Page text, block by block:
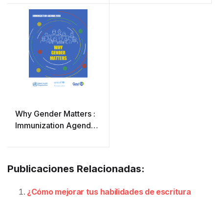
statement
in the time of COVID-19
Why Gender Matters :
Immunization Agenda
Publicaciones Relacionadas:
¿Cómo mejorar tus habilidades de escritura